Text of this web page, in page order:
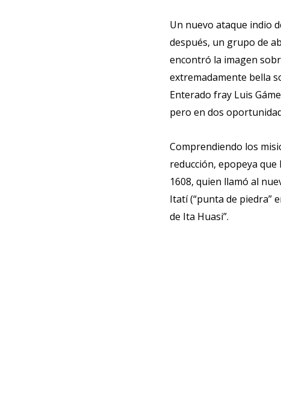
Un nuevo ataque indio
después, un grupo de
encontró la imagen
extremadamente bella
Enterado fray Luis
pero en dos
Comprendiendo los
reducción, epopeya
1608, quien llamó al
Itatí (“punta de piedra”
de Ita Huasi”.